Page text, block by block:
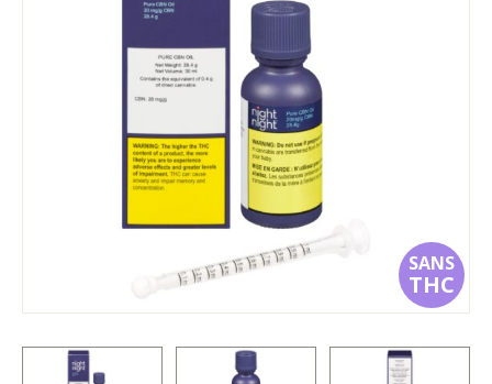
SANS
THC